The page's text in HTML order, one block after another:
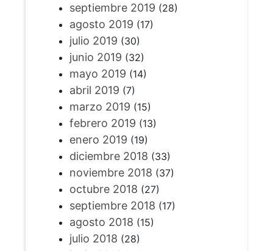
septiembre 2019 (28)
agosto 2019 (17)
julio 2019 (30)
junio 2019 (32)
mayo 2019 (14)
abril 2019 (7)
marzo 2019 (15)
febrero 2019 (13)
enero 2019 (19)
diciembre 2018 (33)
noviembre 2018 (37)
octubre 2018 (27)
septiembre 2018 (17)
agosto 2018 (15)
julio 2018 (28)